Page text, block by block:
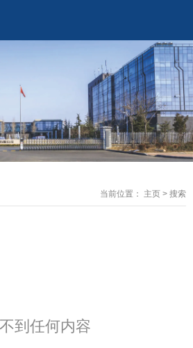
当前位置： 主页 > 搜索
到任何内容